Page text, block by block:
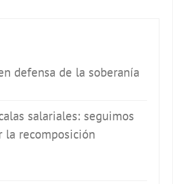
defensa de la soberanía
salariales: seguimos
la recomposición